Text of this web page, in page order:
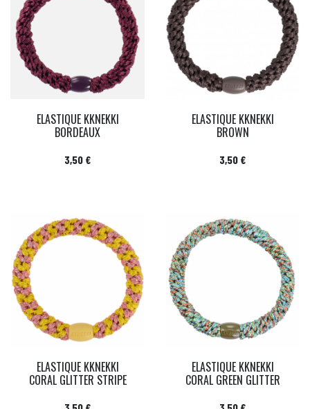
ELASTIQUE KKNEKKI
BORDEAUX
Prix
3,50 €
ELASTIQUE KKNEKKI
BROWN
Prix
3,50 €
ELASTIQUE KKNEKKI
CORAL GLITTER STRIPE
ELASTIQUE KKNEKKI
CORAL GREEN GLITTER